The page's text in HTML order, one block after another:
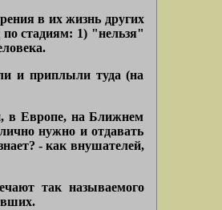
в их жизнь других
стадиям: 1) "нельзя"
и приплыли туда (на
в Европе, на Ближнем
нужно и отдавать
- как внушателей,
так называемого